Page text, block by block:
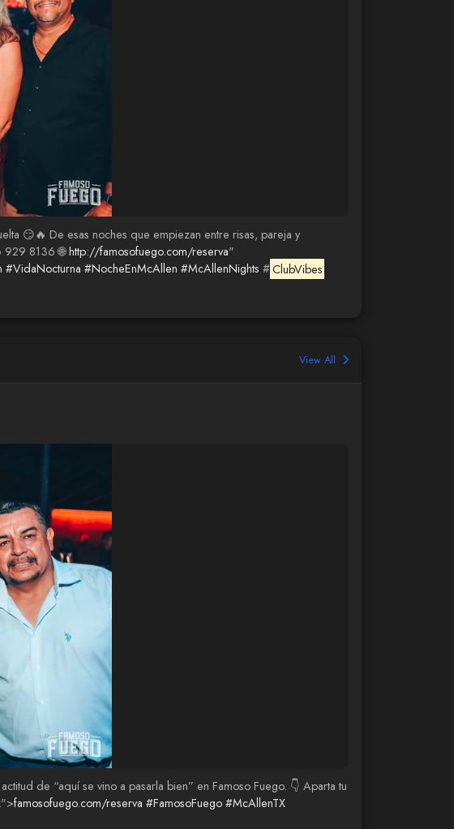
😏🔥 De esas noches que empiezan entre risas, pareja y
929 8136 🌐http://famosofuego.com/reserva"
#VidaNocturna #NocheEnMcAllen #McAllenNights #ClubVibes
View All
de “aquí se vino a pasarla bien” en Famoso Fuego. 👇 Aparta tu
famosofuego.com/reserva #FamosoFuego #McAllenTX